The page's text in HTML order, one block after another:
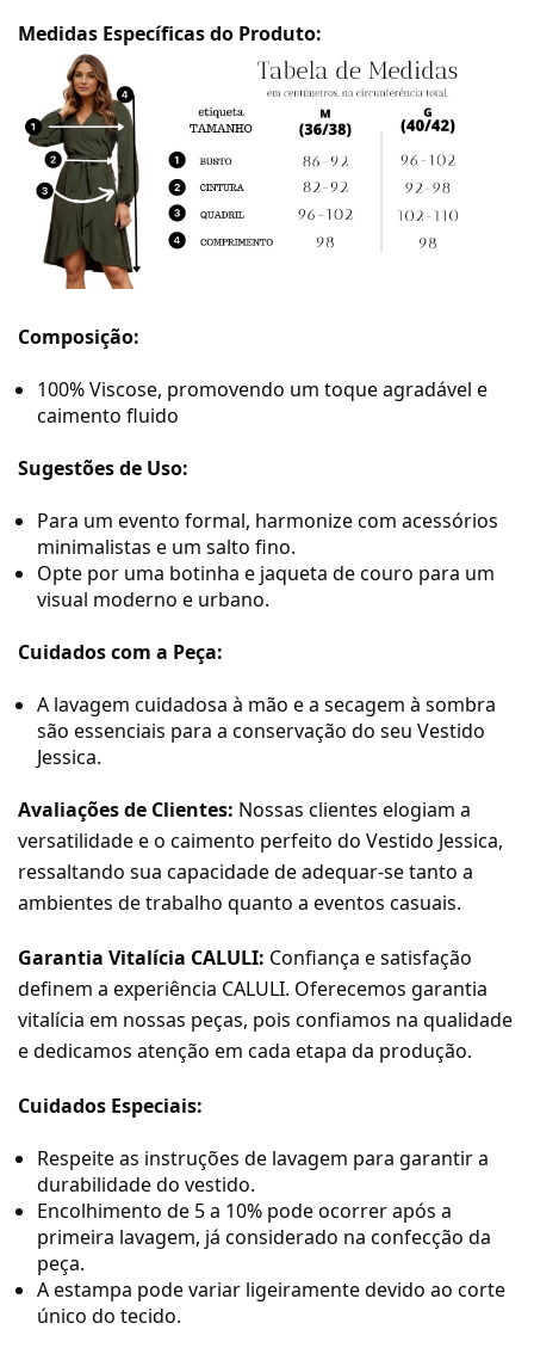
Medidas Específicas do Produto:
Composição:
100% Viscose, promovendo um toque agradável e
caimento fluido
Sugestões de Uso:
Para um evento formal, harmonize com acessórios
minimalistas e um salto fino.
Opte por uma botinha e jaqueta de couro para um
visual moderno e urbano.
Cuidados com a Peça:
A lavagem cuidadosa à mão e a secagem à sombra
são essenciais para a conservação do seu Vestido
Jessica.
Avaliações de Clientes: Nossas clientes elogiam a
versatilidade e o caimento perfeito do Vestido Jessica,
ressaltando sua capacidade de adequar-se tanto a
ambientes de trabalho quanto a eventos casuais.
Garantia Vitalícia CALULI: Confiança e satisfação
definem a experiência CALULI. Oferecemos garantia
vitalícia em nossas peças, pois confiamos na qualidade
e dedicamos atenção em cada etapa da produção.
Cuidados Especiais:
Respeite as instruções de lavagem para garantir a
durabilidade do vestido.
Encolhimento de 5 a 10% pode ocorrer após a
primeira lavagem, já considerado na confecção da
peça.
A estampa pode variar ligeiramente devido ao corte
único do tecido.